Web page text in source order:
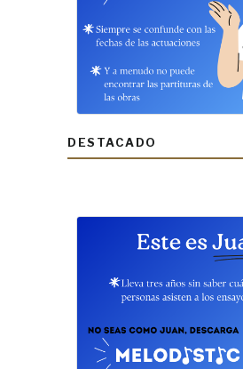
DESTACADO